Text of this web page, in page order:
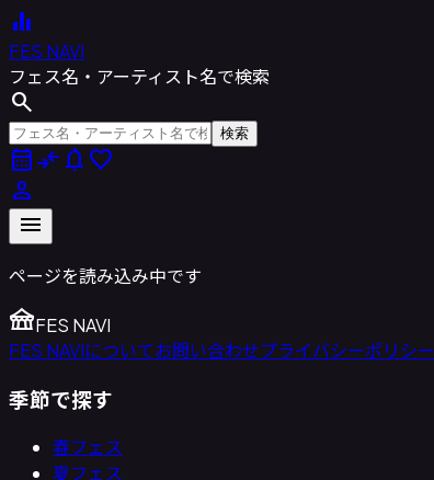
equalizer
FES NAVI
フェス名・アーティスト名で検索
search
検索
calendar_monthcompare_arrows notifications favorite
person
menu
ページを読み込み中です
festivalFES NAVI
FES NAVIについてお問い合わせプライバシーポリシー
季節で探す
春フェス
夏フェス